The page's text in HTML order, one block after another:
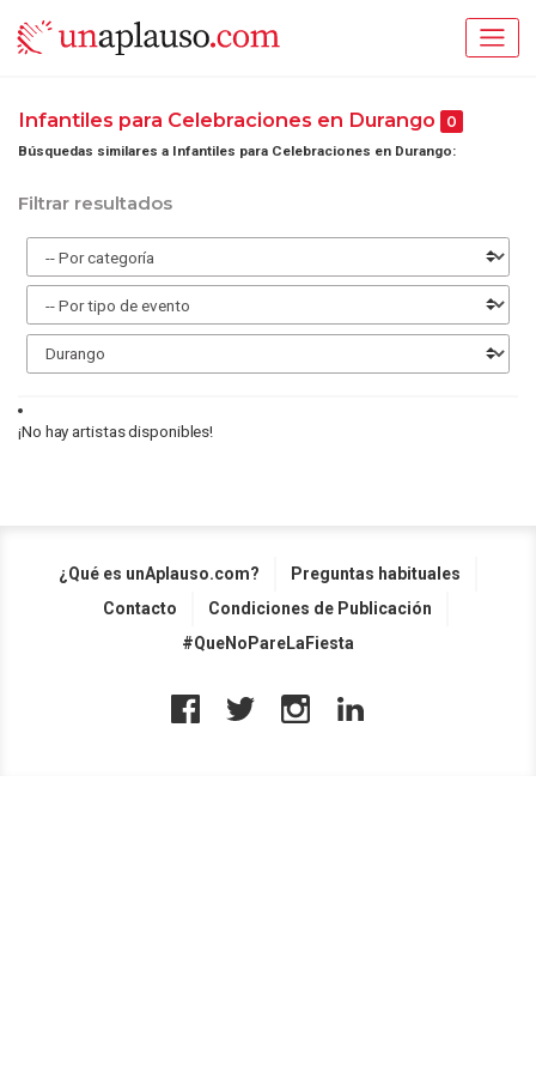
Infantiles para Celebraciones en Durango 0
Búsquedas similares a Infantiles para Celebraciones en Durango:
Filtrar resultados
¡No hay artistas disponibles!
¿Qué es unAplauso.com?
Preguntas habituales
Contacto
Condiciones de Publicación
#QueNoPareLaFiesta